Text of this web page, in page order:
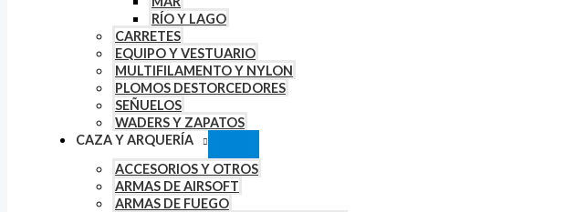
RÍO Y LAGO
CARRETES
EQUIPO Y VESTUARIO
MULTIFILAMENTO Y NYLON
PLOMOS DESTORCEDORES
SEÑUELOS
WADERS Y ZAPATOS
CAZA Y ARQUERÍA
ACCESORIOS Y OTROS
ARMAS DE AIRSOFT
ARMAS DE FUEGO